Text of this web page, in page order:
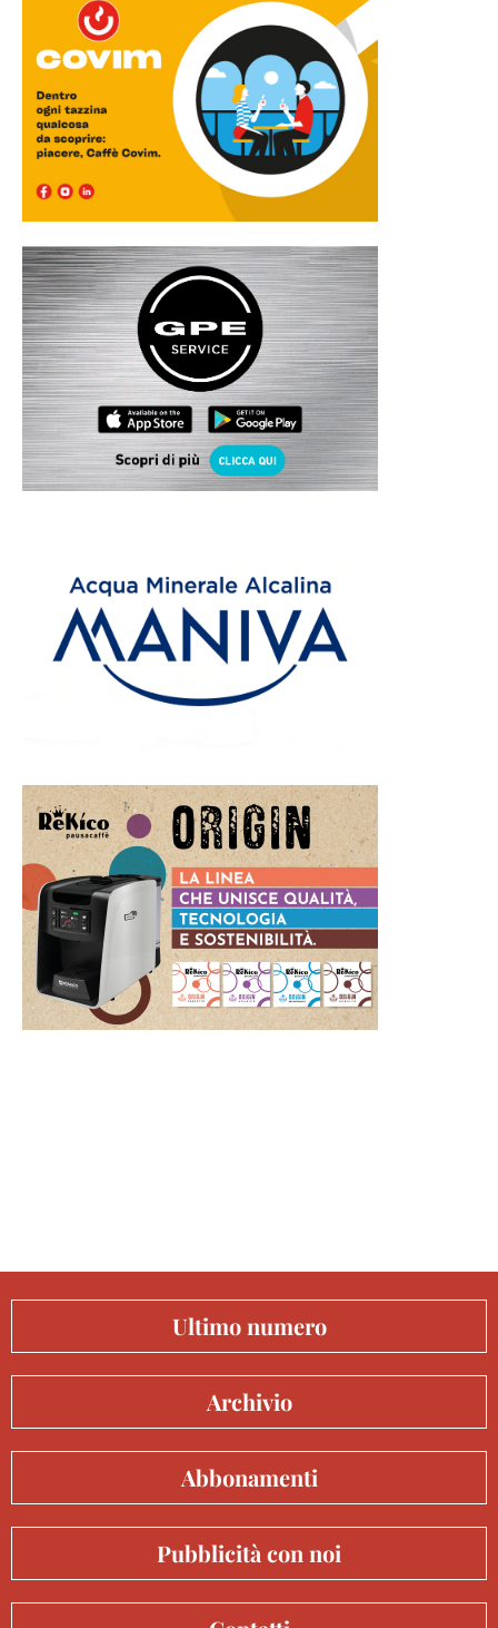
Ultimo numero
Archivio
Abbonamenti
Pubblicità con noi